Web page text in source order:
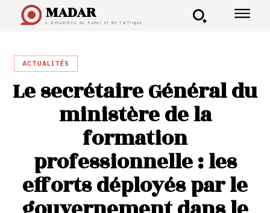
MADAR
L'Actualités du Sahel et de l'Afrique
ACTUALITÉS
Le secrétaire Général du
ministère de la
formation
professionnelle : les
efforts déployés par le